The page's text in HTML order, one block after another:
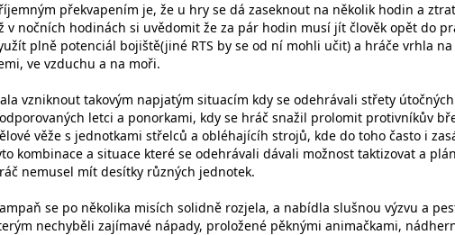
překvapením je, že u hry se dá zaseknout na několik hodin a
v nočních hodinách si uvědomit že za pár hodin musí jít člověk opět do
plně potenciál bojiště(jiné RTS by se od ní mohli učit) a hráče vrhla
ve vzduchu a na moři.
vzniknout takovým napjatým situacím kdy se odehrávali střety
letci a ponorkami, kdy se hráč snažil prolomit protivníkův
věže s jednotkami střelců a obléhajícíh strojů, kde do toho často i
kombinace a situace které se odehrávali dávali možnost taktizovat a
nemusel mít desítky různých jednotek.
se po několika misích solidně rozjela, a nabídla slušnou výzvu a
nechyběli zajímavé nápady, proložené pěknými animačkami,